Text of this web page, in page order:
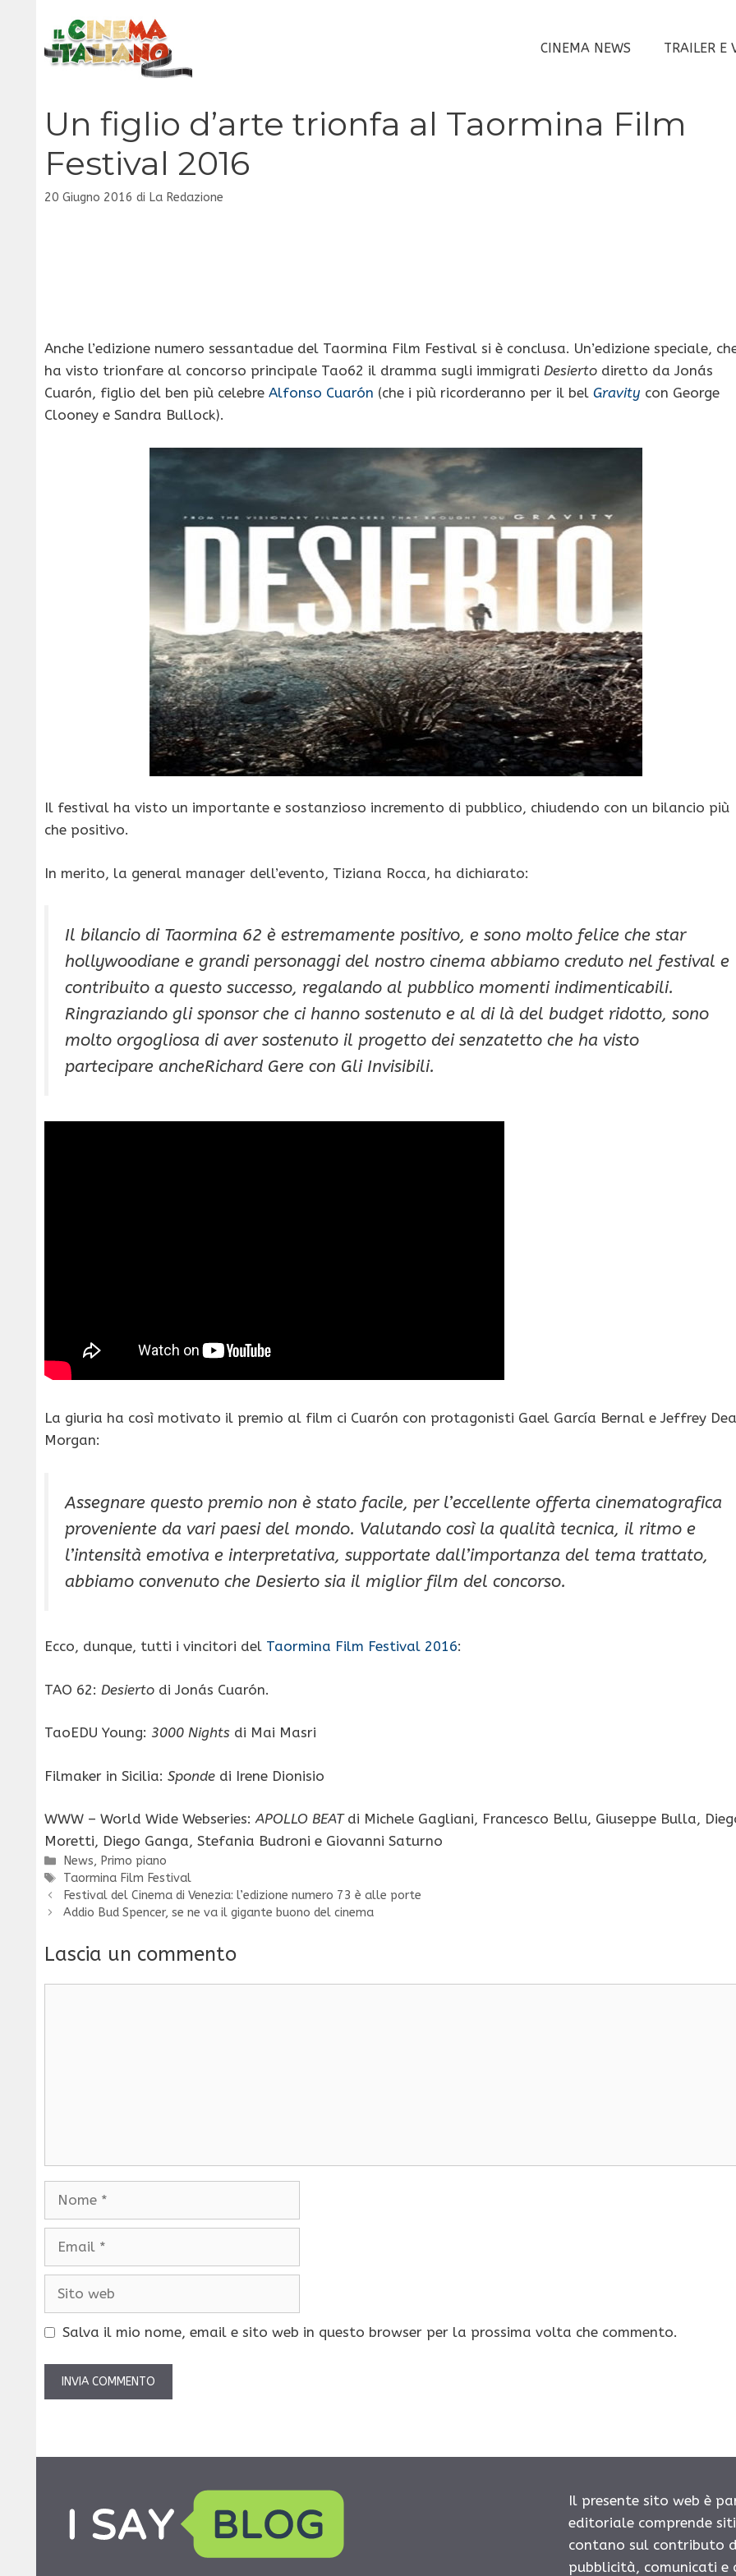
contenuto
CINEMA NEWS TRAILER E
Un figlio d’arte trionfa al Taormina Film
Festival 2016
20 Giugno 2016 di La Redazione
Anche l’edizione numero sessantadue del Taormina Film Festival si è conclusa. Un’edizione speciale,
ha visto trionfare al concorso principale Tao62 il dramma sugli immigrati Desierto diretto da Jonás
Cuarón, figlio del ben più celebre Alfonso Cuarón (che i più ricorderanno per il bel Gravity con George
Clooney e Sandra Bullock).
Il festival ha visto un importante e sostanzioso incremento di pubblico, chiudendo con un bilancio più
che positivo.
In merito, la general manager dell’evento, Tiziana Rocca, ha dichiarato:
Il bilancio di Taormina 62 è estremamente positivo, e sono molto felice che star
hollywoodiane e grandi personaggi del nostro cinema abbiamo creduto nel festival e
contribuito a questo successo, regalando al pubblico momenti indimenticabili.
Ringraziando gli sponsor che ci hanno sostenuto e al di là del budget ridotto, sono
molto orgogliosa di aver sostenuto il progetto dei senzatetto che ha visto
partecipare ancheRichard Gere con Gli Invisibili.
La giuria ha così motivato il premio al film ci Cuarón con protagonisti Gael García Bernal e Jeffrey
Morgan:
Assegnare questo premio non è stato facile, per l’eccellente offerta cinematografica
proveniente da vari paesi del mondo. Valutando così la qualità tecnica, il ritmo e
l’intensità emotiva e interpretativa, supportate dall’importanza del tema trattato,
abbiamo convenuto che Desierto sia il miglior film del concorso.
Ecco, dunque, tutti i vincitori del Taormina Film Festival 2016:
TAO 62: Desierto di Jonás Cuarón.
TaoEDU Young: 3000 Nights di Mai Masri
Filmaker in Sicilia: Sponde di Irene Dionisio
WWW – World Wide Webseries:APOLLO BEAT di Michele Gagliani, Francesco Bellu, Giuseppe Bulla,
Moretti, Diego Ganga, Stefania Budroni e Giovanni Saturno
Categorie
News, Primo piano
Tag
Taormina Film Festival
Festival del Cinema di Venezia: l’edizione numero 73 è alle porte
Addio Bud Spencer, se ne va il gigante buono del cinema
Lascia un commento
Salva il mio nome, email e sito web in questo browser per la prossima volta che commento.
Il presente sito web è
editoriale comprende
contano sul contributo
pubblicità, comunicati